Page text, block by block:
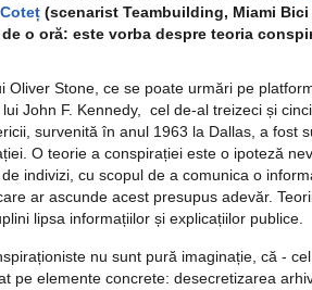
(scenarist Teambuilding, Miami Bici
o oră: este vorba despre teoria
Oliver Stone, ce se poate urmări pe
John F. Kennedy, cel de-al treizeci și
survenită în anul 1963 la Dallas, a fost
O teorie a conspirației este o ipoteză
indivizi, cu scopul de a comunica o
ar ascunde acest presupus adevăr.
lipsa informațiilor și explicațiilor publice.
nu sunt pură imaginație, că -
pe elemente concrete: desecretizarea